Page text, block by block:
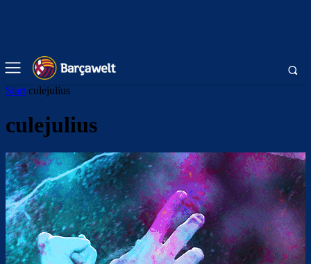
Start culejulius
culejulius